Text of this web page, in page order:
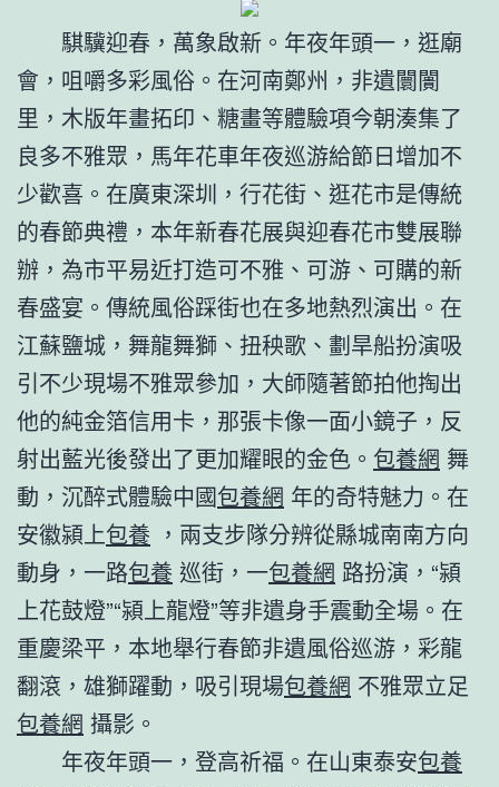
騏驥迎春，萬象啟新。年夜年頭一，逛廟
會，咀嚼多彩風俗。在河南鄭州，非遺闤闠
里，木版年畫拓印、糖畫等體驗項今朝湊集了
良多不雅眾，馬年花車年夜巡游給節日增加不
少歡喜。在廣東深圳，行花街、逛花市是傳統
的春節典禮，本年新春花展與迎春花市雙展聯
辦，為市平易近打造可不雅、可游、可購的新
春盛宴。傳統風俗踩街也在多地熱烈演出。在
江蘇鹽城，舞龍舞獅、扭秧歌、劃旱船扮演吸
引不少現場不雅眾參加，大師隨著節拍他掏出
他的純金箔信用卡，那張卡像一面小鏡子，反
射出藍光後發出了更加耀眼的金色。 包養網 舞
動，沉醉式體驗中國包養網 年的奇特魅力。在
安徽潁上包養 ，兩支步隊分辨從縣城南南方向
動身，一路包養 巡街，一包養網 路扮演，“潁
上花鼓燈”“潁上龍燈”等非遺身手震動全場。在
重慶梁平，本地舉行春節非遺風俗巡游，彩龍
翻滾，雄獅躍動，吸引現場包養網 不雅眾立足
包養網 攝影。
年夜年頭一，登高祈福。在山東泰安包養